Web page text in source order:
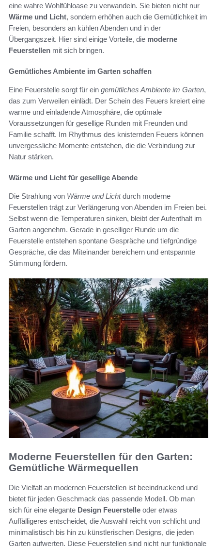
eine wahre Wohlfühloase zu verwandeln. Sie bieten nicht nur
Wärme und Licht, sondern erhöhen auch die Gemütlichkeit im
Freien, besonders an kühlen Abenden und in der
Übergangszeit. Hier sind einige Vorteile, die moderne
Feuerstellen mit sich bringen.
Gemütliches Ambiente im Garten schaffen
Eine Feuerstelle sorgt für ein gemütliches Ambiente im Garten,
das zum Verweilen einlädt. Der Schein des Feuers kreiert eine
warme und einladende Atmosphäre, die optimale
Voraussetzungen für gesellige Runden mit Freunden und
Familie schafft. Im Rhythmus des knisternden Feuers können
unvergessliche Momente entstehen, die die Verbindung zur
Natur stärken.
Wärme und Licht für gesellige Abende
Die Strahlung von Wärme und Lichtdurch moderne
Feuerstellen trägt zur Verlängerung von Abenden im Freien bei.
Selbst wenn die Temperaturen sinken, bleibt der Aufenthalt im
Garten angenehm. Gerade in geselliger Runde um die
Feuerstelle entstehen spontane Gespräche und tiefgründige
Gespräche, die das Miteinander bereichern und entspannte
Stimmung fördern.
Moderne Feuerstellen für den Garten:
Gemütliche Wärmequellen
Die Vielfalt an modernen Feuerstellen ist beeindruckend und
bietet für jeden Geschmack das passende Modell. Ob man
sich für eine elegante Design Feuerstelle oder etwas
Auffälligeres entscheidet, die Auswahl reicht von schlicht und
minimalistisch bis hin zu künstlerischen Designs, die jeden
Garten aufwerten. Diese Feuerstellen sind nicht nur funktionale